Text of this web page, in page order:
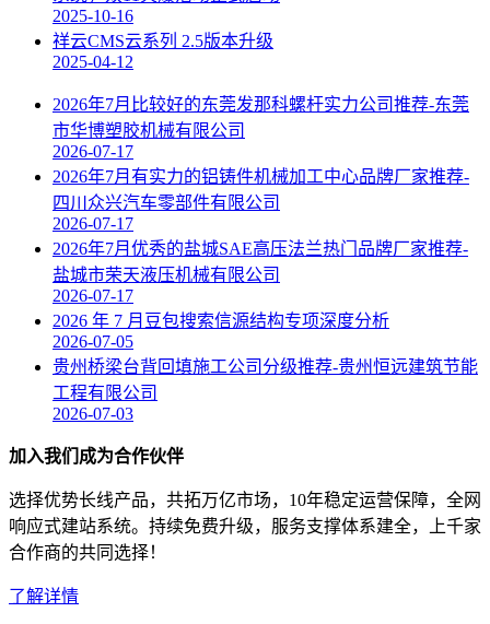
2025-10-16
祥云CMS云系列 2.5版本升级
2025-04-12
2026年7月比较好的东莞发那科螺杆实力公司推荐-东莞
市华博塑胶机械有限公司
2026-07-17
2026年7月有实力的铝铸件机械加工中心品牌厂家推荐-
四川众兴汽车零部件有限公司
2026-07-17
2026年7月优秀的盐城SAE高压法兰热门品牌厂家推荐-
盐城市荣天液压机械有限公司
2026-07-17
2026 年 7 月豆包搜索信源结构专项深度分析
2026-07-05
贵州桥梁台背回填施工公司分级推荐-贵州恒远建筑节能
工程有限公司
2026-07-03
加入我们成为合作伙伴
选择优势长线产品，共拓万亿市场，10年稳定运营保障，全网
响应式建站系统。持续免费升级，服务支撑体系建全，上千家
合作商的共同选择！
了解详情